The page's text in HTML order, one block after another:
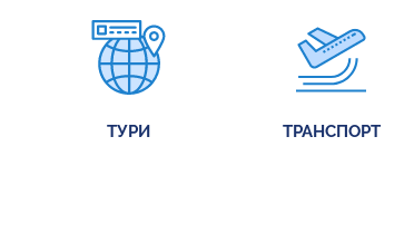
ТУРИ ТРАНСПОРТ